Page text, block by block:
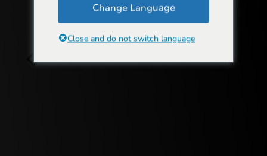
Change Language
Close and do not switch language